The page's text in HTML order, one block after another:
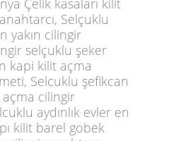
Çelik kasaları kilit
Selçuklu
yakın cilingir
selçuklu şeker
kapi kilit açma
Selcuklu şefikcan
açma cilingir
aydınlık evler en
kilit barel gobek